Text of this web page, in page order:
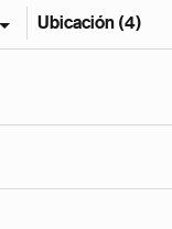
Ubicación (4)